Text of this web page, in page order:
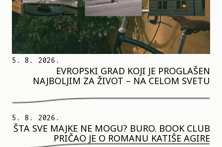
5. 8. 2026.
EVROPSKI GRAD KOJI JE PROGLAŠEN
NAJBOLJIM ZA ŽIVOT – NA CELOM SVETU
5. 8. 2026.
ŠTA SVE MAJKE NE MOGU? BURO. BOOK CLUB
PRIČAO JE O ROMANU KATIŠE AGIRE